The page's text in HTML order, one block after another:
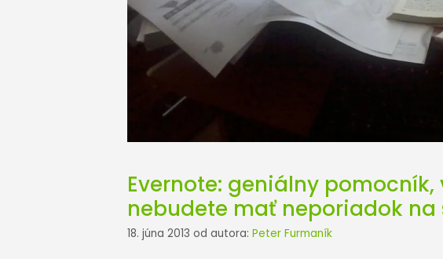
Evernote: geniálny
nebudete mať neporiadok
18. júna 2013 od autora: Peter Furmaník